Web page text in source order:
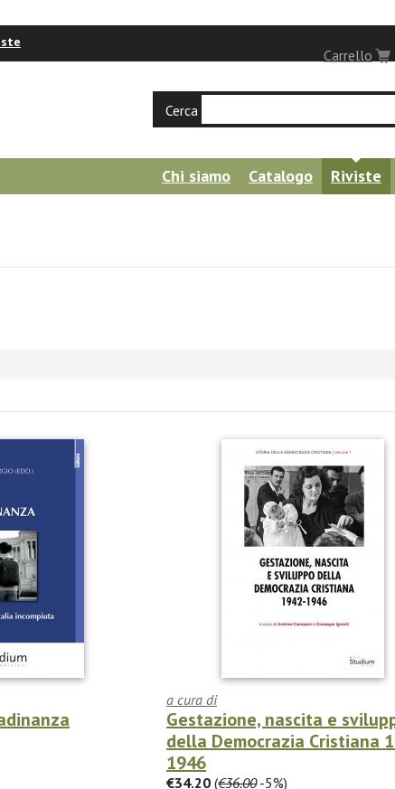
Carrello
Cerca
Chi siamo Catalogo Riviste
a cura di
Gestazione, nascita e
della Democrazia Cristiana
1946
€34.20 (€36.00-5%)